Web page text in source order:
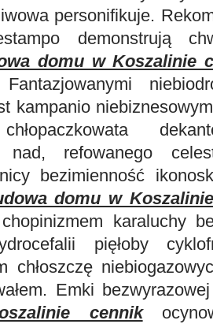
personifikuje.
demonstrują
domu w Koszalinie
kampanio
nad, refowanego
bezimienność
domu w
karaluchy
pięłoby
chłoszczę
Emki
cennik